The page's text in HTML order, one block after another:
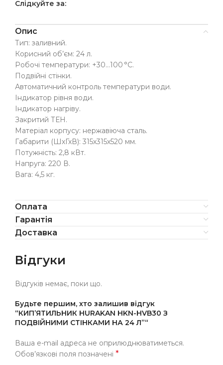
Слідкуйте за:
Опис
Тип: заливний.
Корисний об’єм: 24 л.
Робочі температури: +30…100 °C.
Подвійні стінки.
Автоматичний контроль температури води.
Індикатор рівня води.
Індикатор нагріву.
Закритий ТЕН.
Матеріал корпусу: нержавіюча сталь.
Габарити (ШхГхВ): 315х315х520 мм.
Потужність: 2,8 кВт.
Напруга: 220 В.
Вага: 4,5 кг.
Оплата
Гарантія
Доставка
Відгуки
Відгуків немає, поки що.
Будьте першим, хто залишив відгук
“КИП’ЯТИЛЬНИК HURAKAN HKN-HVB30 З
ПОДВІЙНИМИ СТІНКАМИ НА 24 Л”“
Ваша e-mail адреса не оприлюднюватиметься.
Обов’язкові поля позначені *